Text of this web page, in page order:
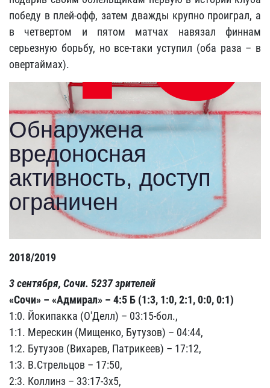
победу в плей-офф, затем дважды крупно проиграл, а
в четвертом и пятом матчах навязал финнам
серьезную борьбу, но все-таки уступил (оба раза – в
овертаймах).
2018/2019
3 сентября, Сочи. 5237 зрителей
«Сочи» – «Адмирал» – 4:5 Б (1:3, 1:0, 2:1, 0:0, 0:1)
1:0. Йокипакка (О'Делл) – 03:15-бол.,
1:1. Мерескин (Мищенко, Бутузов) – 04:44,
1:2. Бутузов (Вихарев, Патрикеев) – 17:12,
1:3. В.Стрельцов – 17:50,
2:3. Коллинз – 33:17-3х5,